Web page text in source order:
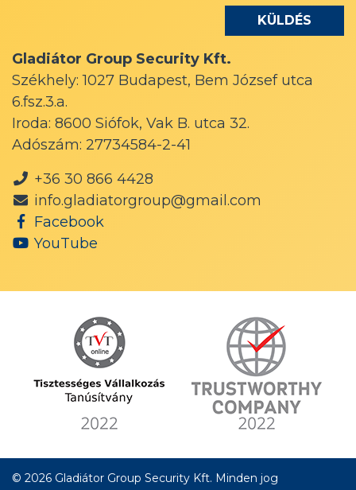
Gladiátor Group Security Kft.
Székhely: 1027 Budapest, Bem József utca
6.fsz.3.a.
Iroda: 8600 Siófok, Vak B. utca 32.
Adószám: 27734584-2-41
+36 30 866 4428
info.gladiatorgroup@gmail.com
Facebook
YouTube
© 2026 Gladiátor Group Security Kft. Minden jog